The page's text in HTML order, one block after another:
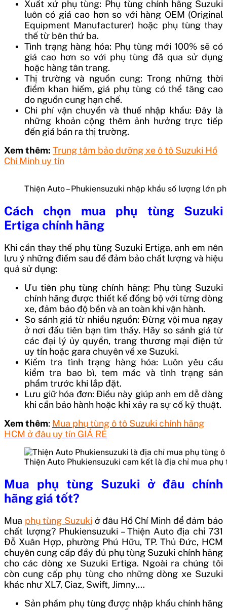
Xuất xứ phụ tùng: Phụ tùng chính hãng Suzuki
luôn có giá cao hơn so với hàng OEM (Original
Equipment Manufacturer) hoặc phụ tùng thay
thế từ bên thứ ba.
Tình trạng hàng hóa: Phụ tùng mới 100% sẽ có
giá cao hơn so với phụ tùng đã qua sử dụng
hoặc hàng tân trang.
Thị trường và nguồn cung: Trong những thời
điểm khan hiếm, giá phụ tùng có thể tăng cao
do nguồn cung hạn chế.
Chi phí vận chuyển và thuế nhập khẩu: Đây là
những khoản cộng thêm ảnh hưởng trực tiếp
đến giá bán ra thị trường.
Xem thêm: Trung tâm bảo dưỡng xe ô tô Suzuki Hồ
Chí Minh uy tín
Thiện Auto – Phukiensuzuki nhập khẩu số lượng lớn
Cách chọn mua phụ tùng Suzuki
Ertiga chính hãng
Khi cần thay thế phụ tùng Suzuki Ertiga, anh em nên
lưu ý những điểm sau để đảm bảo chất lượng và hiệu
quả sử dụng:
Ưu tiên phụ tùng chính hãng: Phụ tùng Suzuki
chính hãng được thiết kế đồng bộ với từng dòng
xe, đảm bảo độ bền và an toàn khi vận hành.
So sánh giá từ nhiều nguồn: Đừng vội mua ngay
ở nơi đầu tiên bạn tìm thấy. Hãy so sánh giá từ
các đại lý ủy quyền, trang thương mại điện tử
uy tín hoặc gara chuyên về xe Suzuki.
Kiểm tra tình trạng hàng hóa: Luôn yêu cầu
kiểm tra bao bì, tem mác và tình trạng sản
phẩm trước khi lắp đặt.
Lưu giữ hóa đơn: Điều này giúp anh em dễ dàng
khi cần bảo hành hoặc khi xảy ra sự cố kỹ thuật.
Xem thêm: Mua phụ tùng ô tô Suzuki chính hãng
HCM ở đâu uy tín GIÁ RẺ
Thiện Auto Phukiensuzuki cam kết là địa chỉ mua
Mua phụ tùng Suzuki ở đâu chính
hãng giá tốt?
Mua phụ tùng Suzuki ở đâu Hồ Chí Minh để đảm bảo
chất lượng? Phukiensuzuki – Thiện Auto địa chỉ 731
Đỗ Xuân Hợp, phường Phú Hữu, TP. Thủ Đức, HCM
chuyên cung cấp đầy đủ phụ tùng Suzuki chính hãng
cho các dòng xe Suzuki Ertiga. Ngoài ra chúng tôi
còn cung cấp phụ tùng cho những dòng xe Suzuki
khác như XL7, Ciaz, Swift, Jimny,…
Sản phẩm phụ tùng được nhập khẩu chính hãng